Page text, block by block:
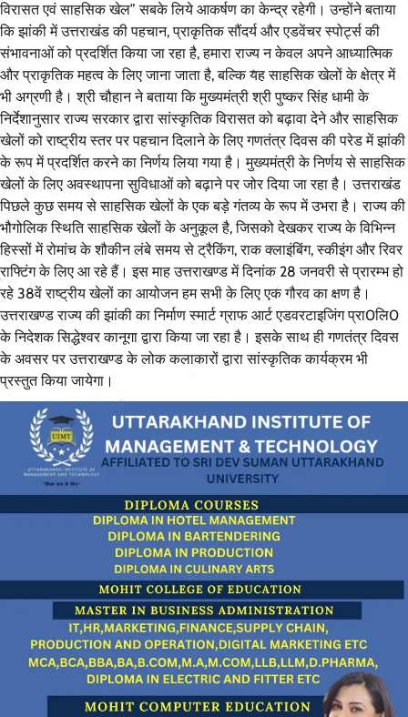
विरासत एवं साहसिक खेल” सबके लिये आकर्षण का केन्द्र रहेगी। उन्होंने बताया
कि झांकी में उत्तराखंड की पहचान, प्राकृतिक सौंदर्य और एडवेंचर स्पोर्ट्स की
संभावनाओं को प्रदर्शित किया जा रहा है, हमारा राज्य न केवल अपने आध्यात्मिक
और प्राकृतिक महत्व के लिए जाना जाता है, बल्कि यह साहसिक खेलों के क्षेत्र में
भी अग्रणी है। श्री चौहान ने बताया कि मुख्यमंत्री श्री पुष्कर सिंह धामी के
निर्देशानुसार राज्य सरकार द्वारा सांस्कृतिक विरासत को बढ़ावा देने और साहसिक
खेलों को राष्ट्रीय स्तर पर पहचान दिलाने के लिए गणतंत्र दिवस की परेड में झांकी
के रूप में प्रदर्शित करने का निर्णय लिया गया है। मुख्यमंत्री के निर्णय से साहसिक
खेलों के लिए अवस्थापना सुविधाओं को बढ़ाने पर जोर दिया जा रहा है। उत्तराखंड
पिछले कुछ समय से साहसिक खेलों के एक बड़े गंतव्य के रूप में उभरा है। राज्य की
भौगोलिक स्थिति साहसिक खेलों के अनुकूल है, जिसको देखकर राज्य के विभिन्न
हिस्सों में रोमांच के शौकीन लंबे समय से ट्रैकिंग, राक क्लाइंबिंग, स्कीइंग और रिवर
राफ्टिंग के लिए आ रहे हैं। इस माह उत्तराखण्ड में दिनांक 28 जनवरी से प्रारम्भ हो
रहे 38वें राष्ट्रीय खेलों का आयोजन हम सभी के लिए एक गौरव का क्षण है।
उत्तराखण्ड राज्य की झांकी का निर्माण स्मार्ट ग्राफ आर्ट एडवरटाइजिंग प्रा0लि0
के निदेशक सिद्धेश्वर कानूगा द्वारा किया जा रहा है। इसके साथ ही गणतंत्र दिवस
के अवसर पर उत्तराखण्ड के लोक कलाकारों द्वारा सांस्कृतिक कार्यक्रम भी
प्रस्तुत किया जायेगा।